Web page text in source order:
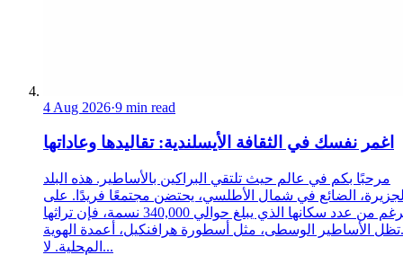
4 Aug 2026·9 min read
اغمر نفسك في الثقافة الأيسلندية: تقاليدها وعاداتها
مرحبًا بكم في عالم حيث تلتقي البراكين بالأساطير. هذه البلد
الضائع في شمال الأطلسي، يحتضن مجتمعًا فريدًا. على
الرغم من عدد سكانها الذي يبلغ حوالي 340,000 نسمة، فإن تراثها
الأساطير الوسطى، مثل أسطورة هرافنكيل، أعمدة الهوية
المحلية. لا...